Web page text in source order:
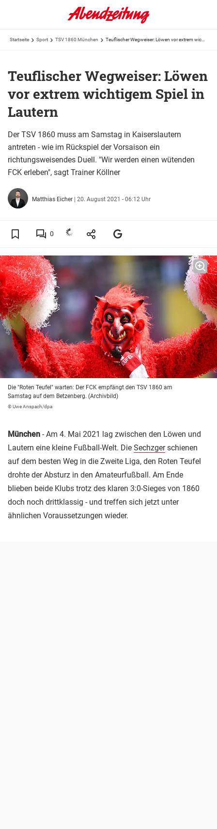
Startseite Sport TSV 1860 München
Teuflischer Wegweiser: Löwen
vor extrem wichtigem Spiel in
Lautern
Der TSV 1860 muss am Samstag in Kaiserslautern
antreten - wie im Rückspiel der Vorsaison ein
richtungsweisendes Duell. "Wir werden einen wütenden
FCK erleben", sagt Trainer Köllner
Matthias Eicher | 20. August 2021 - 06:12 Uhr
0
Die "Roten Teufel" warten: Der FCK empfängt den TSV 1860 am
Samstag auf dem Betzenberg. (Archivbild)
© Uwe Anspach/dpa
München - Am 4. Mai 2021 lag zwischen den Löwen und
Lautern eine kleine Fußball-Welt. Die Sechzgerschienen
auf dem besten Weg in die Zweite Liga, den Roten Teufel
drohte der Absturz in den Amateurfußball. Am Ende
blieben beide Klubs trotz des klaren 3:0-Sieges von 1860
doch noch drittklassig - und treffen sich jetzt unter
ähnlichen Voraussetzungen wieder.